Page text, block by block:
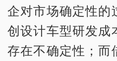
企对市场确定性的
创设计车型研发成
存在不确定性；而